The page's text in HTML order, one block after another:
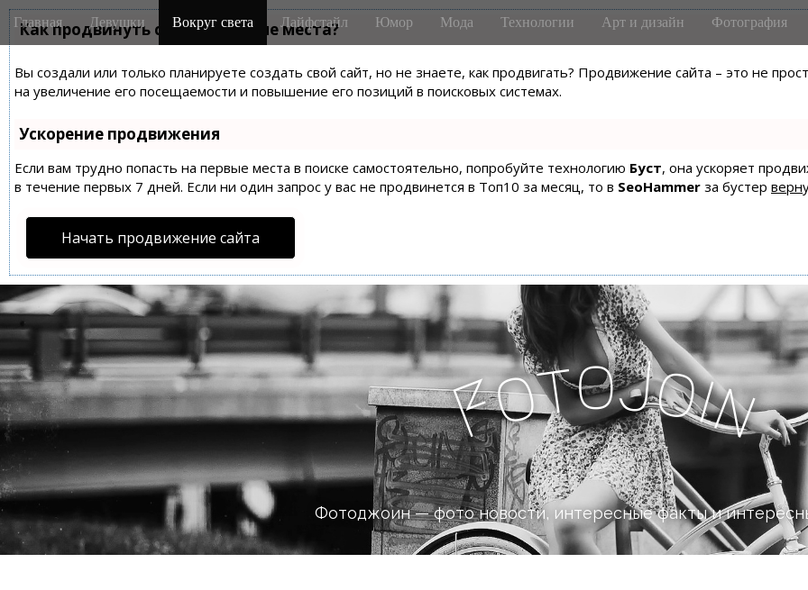
Как продвинуть сайт на первые места?
Вы создали или только планируете создать свой сайт, но не знаете, как продвигать? Продвижение сайта – это не
на увеличение его посещаемости и повышение его позиций в поисковых системах.
Ускорение продвижения
Если вам трудно попасть на первые места в поиске самостоятельно, попробуйте технологию Буст, она ускоряет
в течение первых 7 дней. Если ни один запрос у вас не продвинется в Топ10 за месяц, то в SeoHammer за бустер
Начать продвижение сайта
M
a
n
m
e
n
u
i
Главная Девушки Вокруг света Лайфстайл Юмор Мода Технологии Арт и дизайн Фотография
FotoJoi
n
Фотоджоин — фото новости, интересные факты и